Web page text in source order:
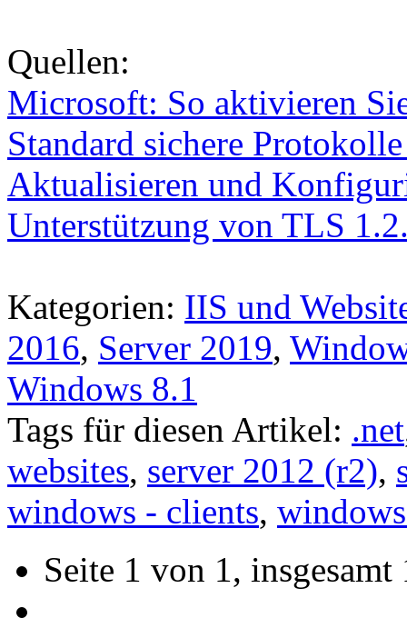
Quellen:
Microsoft: So aktivieren
Standard sichere
Aktualisieren und
Unterstützung von TLS
Kategorien: IIS und
2016, Server 2019,
Windows 8.1
Tags für diesen Artikel: .net
websites, server 2012 (r2),
windows - clients,
Seite 1 von 1, insgesamt